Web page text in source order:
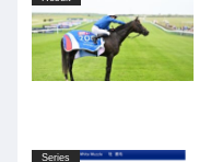
Series